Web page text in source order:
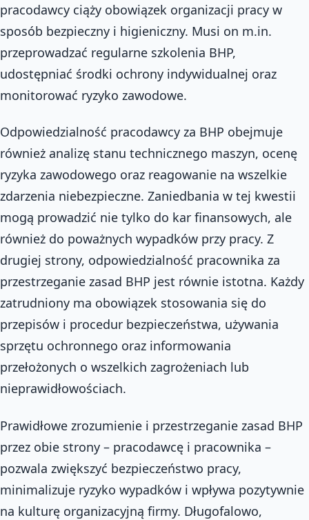
pracodawcy ciąży obowiązek organizacji pracy w
sposób bezpieczny i higieniczny. Musi on m.in.
przeprowadzać regularne szkolenia BHP,
udostępniać środki ochrony indywidualnej oraz
monitorować ryzyko zawodowe.
Odpowiedzialność pracodawcy za BHP obejmuje
również analizę stanu technicznego maszyn, ocenę
ryzyka zawodowego oraz reagowanie na wszelkie
zdarzenia niebezpieczne. Zaniedbania w tej kwestii
mogą prowadzić nie tylko do kar finansowych, ale
również do poważnych wypadków przy pracy. Z
drugiej strony, odpowiedzialność pracownika za
przestrzeganie zasad BHP jest równie istotna. Każdy
zatrudniony ma obowiązek stosowania się do
przepisów i procedur bezpieczeństwa, używania
sprzętu ochronnego oraz informowania
przełożonych o wszelkich zagrożeniach lub
nieprawidłowościach.
Prawidłowe zrozumienie i przestrzeganie zasad BHP
przez obie strony – pracodawcę i pracownika –
pozwala zwiększyć bezpieczeństwo pracy,
minimalizuje ryzyko wypadków i wpływa pozytywnie
na kulturę organizacyjną firmy. Długofalowo,